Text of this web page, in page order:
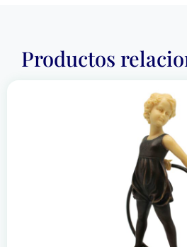
Productos